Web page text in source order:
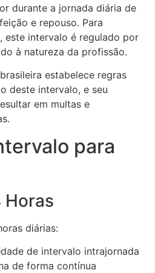
durante a jornada diária de
e repouso. Para
este intervalo é regulado por
à natureza da profissão.
estabelece regras
deste intervalo, e seu
em multas e
para
Horas
diárias:
de intervalo intrajornada
de forma contínua